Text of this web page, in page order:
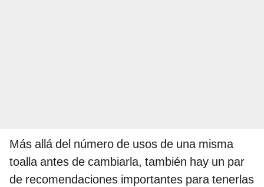
Más allá del número de usos de una misma
toalla antes de cambiarla, también hay un par
de recomendaciones importantes para tenerlas